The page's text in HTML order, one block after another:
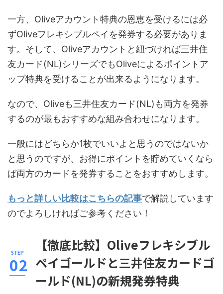
一方、Oliveアカウント特典の恩恵を受けるには必
ずOliveフレキシブルペイを発券する必要がありま
す。そして、Oliveアカウントと紐づければ三井住
友カード(NL)シリーズでもOliveによるポイントア
ップ特典を受けることが出来るようになります。
なので、Oliveも三井住友カード(NL)も両方を発券
するのが最もおすすめな組み合わせになります。
一般にはどちらか1枚でいいよと思うのではないか
と思うのですが、お得にポイントを貯めていくなら
ば両方のカードを発券することをおすすめします。
もっと詳しい比較はこちらの記事で解説しています
のでよろしければご参考ください！
【徹底比較】Oliveフレキシブル
ペイゴールドと三井住友カードゴ
ールド(NL)の新規発券特典